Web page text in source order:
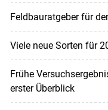
Feldbauratgeber für
Viele neue Sorten für
Frühe
erster Überblick